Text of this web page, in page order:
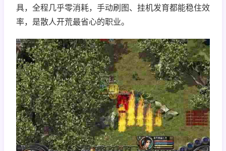
具，全程几乎零消耗，手动刷图、挂机发育都能稳住效
率，是散人开荒最省心的职业。